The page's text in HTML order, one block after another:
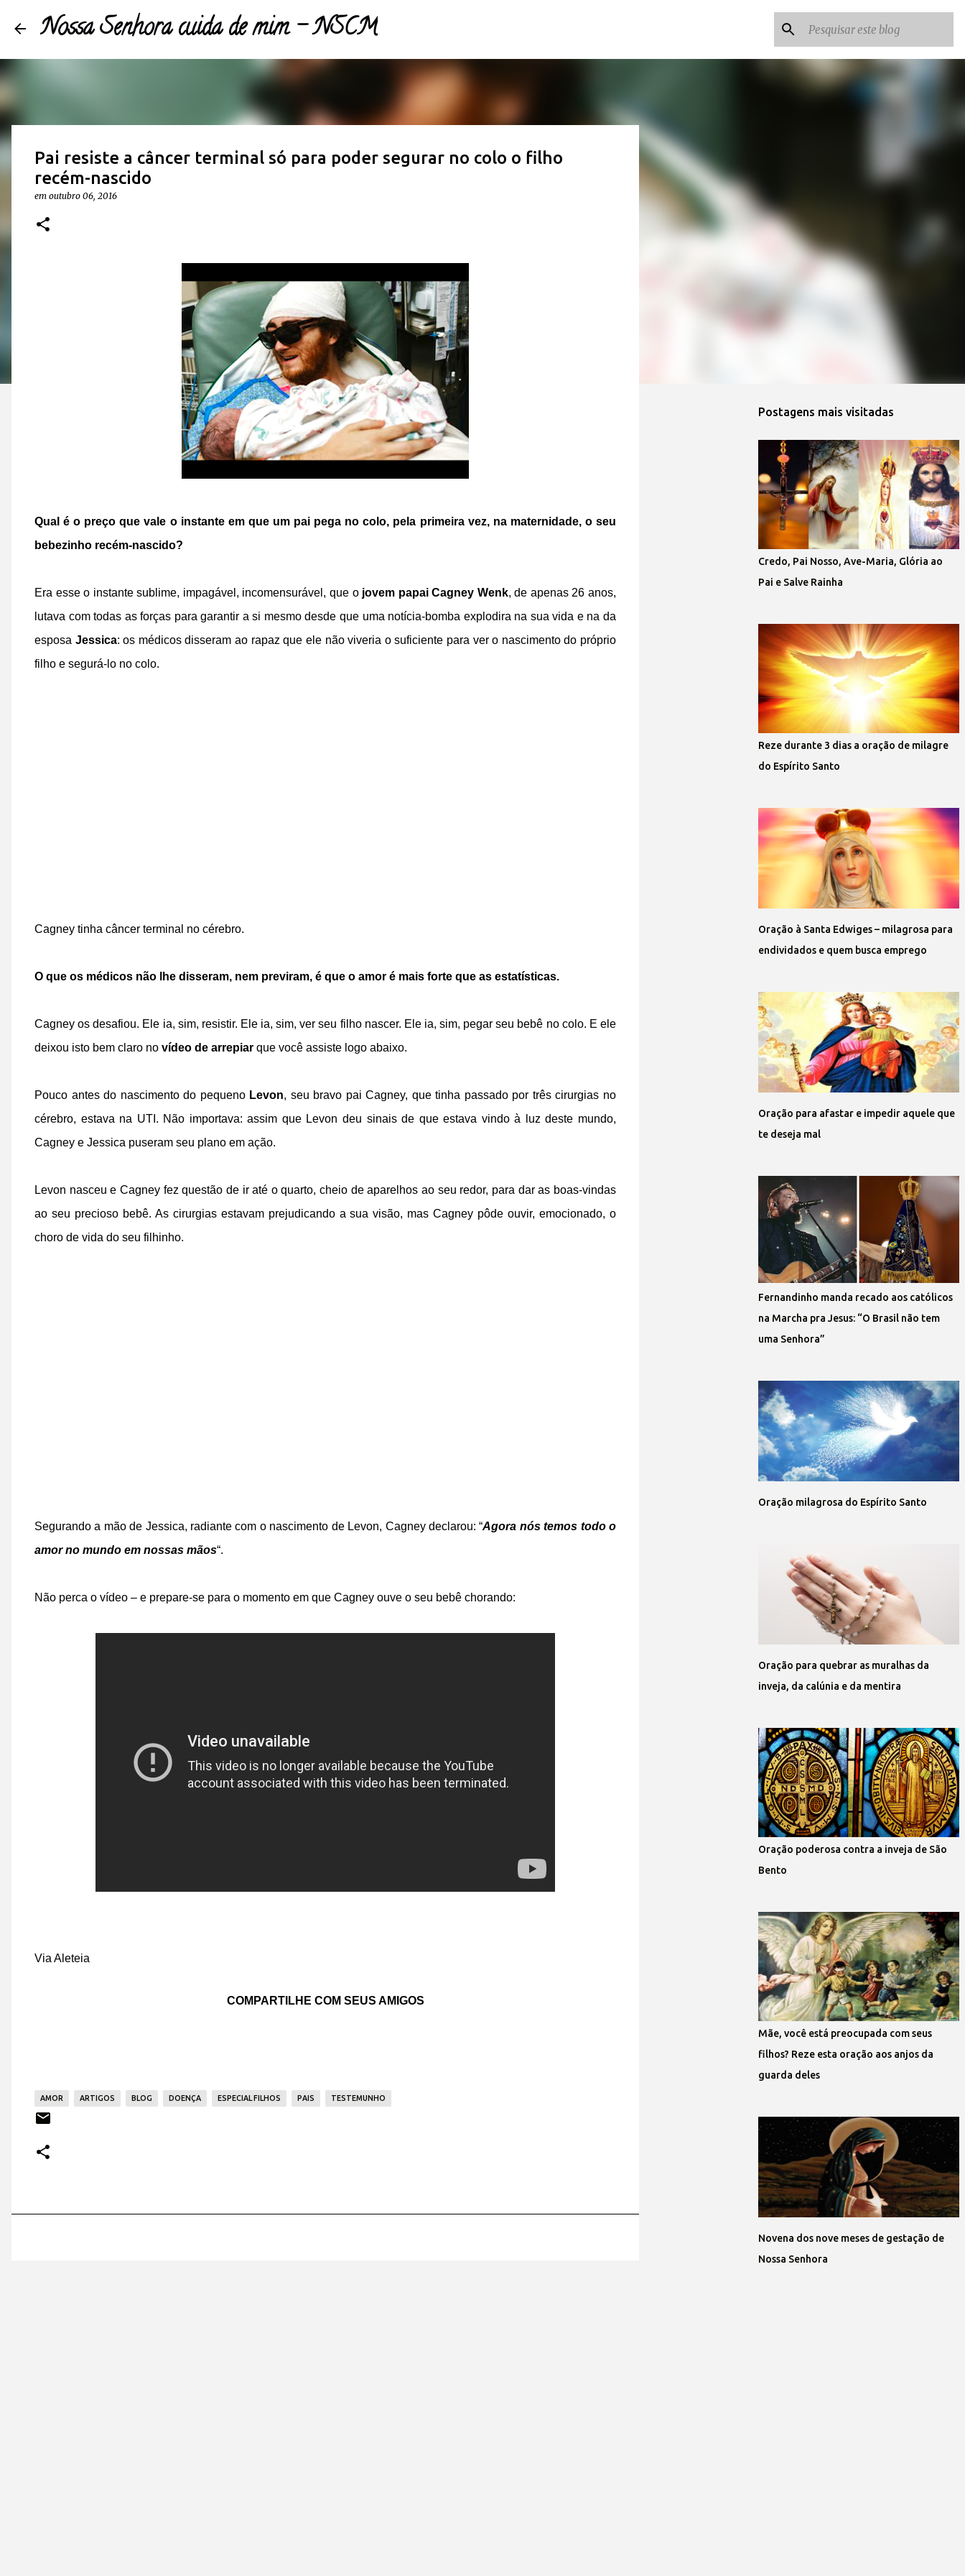
Nossa Senhora cuida de mim - NSCM
Pai resiste a câncer terminal só para poder segurar no colo o filho
recém-nascido
em outubro 06, 2016
Qual é o preço que vale o instante em que um pai pega no colo, pela primeira vez, na maternidade, o seu
bebezinho recém-nascido?
Era esse o instante sublime, impagável, incomensurável, que o jovem papai Cagney Wenk, de apenas 26 anos,
lutava com todas as forças para garantir a si mesmo desde que uma notícia-bomba explodira na sua vida e na da
esposa Jessica: os médicos disseram ao rapaz que ele não viveria o suficiente para ver o nascimento do próprio
filho e segurá-lo no colo.
Cagney tinha câncer terminal no cérebro.
O que os médicos não lhe disseram, nem previram, é que o amor é mais forte que as estatísticas.
Cagney os desafiou. Ele ia, sim, resistir. Ele ia, sim, ver seu filho nascer. Ele ia, sim, pegar seu bebê no colo. E ele
deixou isto bem claro no vídeo de arrepiar que você assiste logo abaixo.
Pouco antes do nascimento do pequeno Levon, seu bravo pai Cagney, que tinha passado por três cirurgias no
cérebro, estava na UTI. Não importava: assim que Levon deu sinais de que estava vindo à luz deste mundo,
Cagney e Jessica puseram seu plano em ação.
Levon nasceu e Cagney fez questão de ir até o quarto, cheio de aparelhos ao seu redor, para dar as boas-vindas
ao seu precioso bebê. As cirurgias estavam prejudicando a sua visão, mas Cagney pôde ouvir, emocionado, o
choro de vida do seu filhinho.
Segurando a mão de Jessica, radiante com o nascimento de Levon, Cagney declarou: “Agora nós temos todo o
amor no mundo em nossas mãos“.
Não perca o vídeo – e prepare-se para o momento em que Cagney ouve o seu bebê chorando:
Via Aleteia
COMPARTILHE COM SEUS AMIGOS
AMOR ARTIGOS BLOG DOENÇA ESPECIAL FILHOS PAIS TESTEMUNHO
Postagens mais visitadas
Credo, Pai Nosso, Ave-Maria, Glória ao
Pai e Salve Rainha
Reze durante 3 dias a oração de milagre
do Espírito Santo
Oração à Santa Edwiges – milagrosa para
endividados e quem busca emprego
Oração para afastar e impedir aquele que
te deseja mal
Fernandinho manda recado aos católicos
na Marcha pra Jesus: “O Brasil não tem
uma Senhora”
Oração milagrosa do Espírito Santo
Oração para quebrar as muralhas da
inveja, da calúnia e da mentira
Oração poderosa contra a inveja de São
Bento
Mãe, você está preocupada com seus
filhos? Reze esta oração aos anjos da
guarda deles
Novena dos nove meses de gestação de
Nossa Senhora